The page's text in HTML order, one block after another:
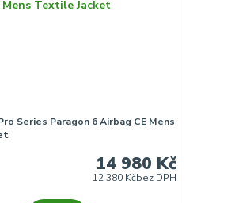
Series Paragon 6 Airbag CE Mens
14 980 Kč
12 380 Kčbez DPH